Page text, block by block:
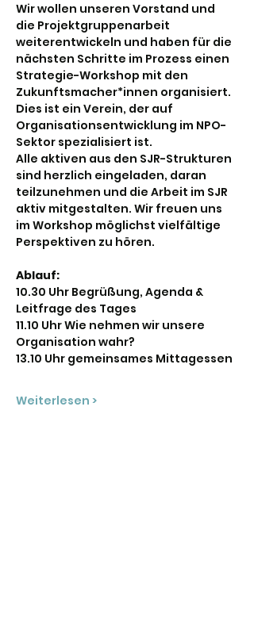
Wir wollen unseren Vorstand und
die Projektgruppenarbeit
weiterentwickeln und haben für die
nächsten Schritte im Prozess einen
Strategie-Workshop mit den
Zukunftsmacher*innen organisiert.
Dies ist ein Verein, der auf
Organisationsentwicklung im NPO-
Sektor spezialisiert ist.
Alle aktiven aus den SJR-Strukturen
sind herzlich eingeladen, daran
teilzunehmen und die Arbeit im SJR
aktiv mitgestalten. Wir freuen uns
im Workshop möglichst vielfältige
Perspektiven zu hören.
Ablauf:
10.30 Uhr Begrüßung, Agenda &
Leitfrage des Tages
11.10 Uhr Wie nehmen wir unsere
Organisation wahr?
13.10 Uhr gemeinsames Mittagessen
Weiterlesen >